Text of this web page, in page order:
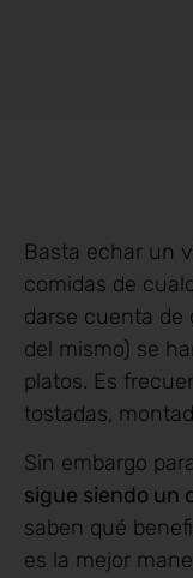
Basta echar un
comidas de
darse cuenta de
del mismo) se
platos. Es
tostadas,
Sin embargo
sigue siendo un
saben qué
es la mejor